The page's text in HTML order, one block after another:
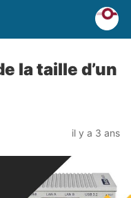
la taille d’un
il y a 3 ans